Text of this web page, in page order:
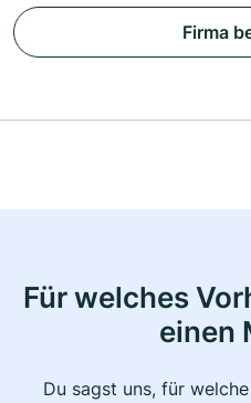
Firma
Für welches
einen
Du sagst uns, für